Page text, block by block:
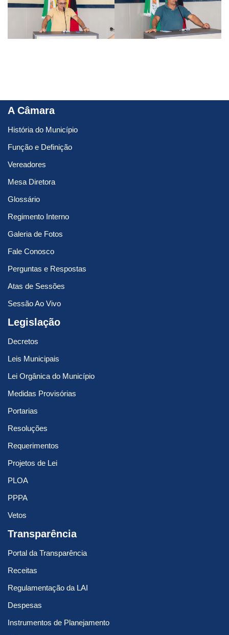
A Câmara
História do Município
Função e Definição
Vereadores
Mesa Diretora
Glossário
Regimento Interno
Galeria de Fotos
Fale Conosco
Perguntas e Respostas
Atas de Sessões
Sessão Ao Vivo
Legislação
Decretos
Leis Municipais
Lei Orgânica do Município
Medidas Provisórias
Portarias
Resoluções
Requerimentos
Projetos de Lei
PLOA
PPPA
Vetos
Transparência
Portal da Transparência
Receitas
Regulamentação da LAI
Despesas
Instrumentos de Planejamento